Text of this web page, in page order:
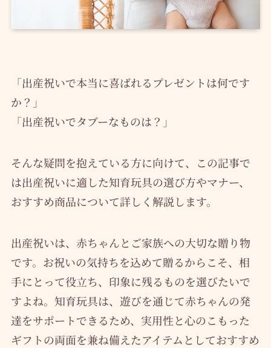
「出産祝いで本当に喜ばれるプレゼントは何です
か？」
「出産祝いでタブーなものは？」
そんな疑問を抱えている方に向けて、この記事で
は出産祝いに適した知育玩具の選び方やマナー、
おすすめ商品について詳しく解説します。
出産祝いは、赤ちゃんとご家族への大切な贈り物
です。お祝いの気持ちを込めて贈るからこそ、相
手にとって役立ち、印象に残るものを選びたいで
すよね。知育玩具は、遊びを通じて赤ちゃんの発
達をサポートできるため、実用性と心のこもった
ギフトの両面を兼ね備えたアイテムとしておすすめ